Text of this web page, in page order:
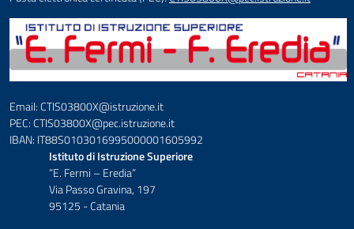
Email: CTIS03800X@istruzione.it
PEC: CTIS03800X@pec.istruzione.it
IBAN: IT88S0103016995000001605992
Istituto di Istruzione Superiore
“E. Fermi – Eredia”
Via Passo Gravina, 197
95125 - Catania